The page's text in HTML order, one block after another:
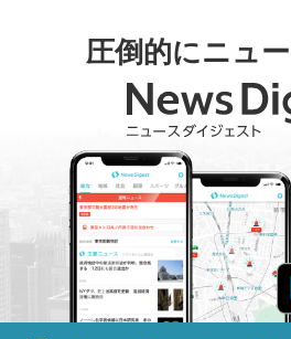
圧倒的にニュ